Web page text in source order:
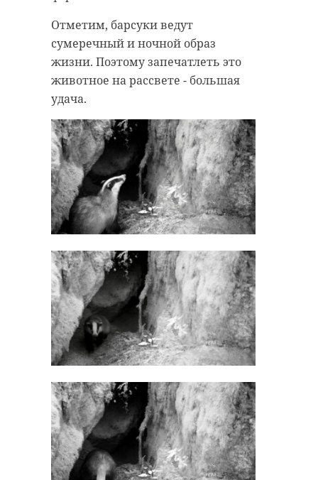
Отметим, барсуки ведут
сумеречный и ночной образ
жизни. Поэтому запечатлеть это
животное на рассвете - большая
удача.